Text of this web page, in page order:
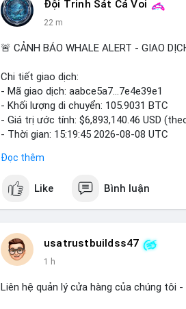
📰 Nguồn: Cointelegraph
Đội Trinh Sát Cá Voi
22 m
🚨 CẢNH BÁO WHALE ALERT - GIAO
Chi tiết giao dịch:
- Mã giao dịch: aabce5a7...7e4e39e1
- Khối lượng di chuyển: 105.9031 BTC
- Giá trị ước tính: $6,893,140.46 USD
- Thời gian: 15:19:45 2026-08-08 UTC
Nhận định phân tích:
nhất cho thấy dấu hiệu của một tổ
lượng này đủ lớn để gây biến động giá
dịch, áp lực bán ngắn hạn có thể hình
cao là hành động tích lũy dài hạn. Tâm
lớn, do vậy động thái này cần được
Lời khuyên:
Đọc thêm
Like Bình luận
usatrustbuildss47
1 h
Liên hệ quản lý cửa hàng của chúng tôi